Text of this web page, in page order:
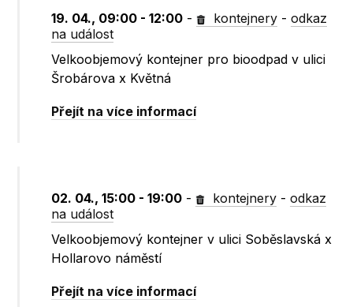
19. 04., 09:00 - 12:00 - kontejnery -odkaz
na událost
Velkoobjemový kontejner pro bioodpad v ulici
Šrobárova x Květná
Přejít na více informací
02. 04., 15:00 - 19:00 - kontejnery -odkaz
na událost
Velkoobjemový kontejner v ulici Soběslavská x
Hollarovo náměstí
Přejít na více informací